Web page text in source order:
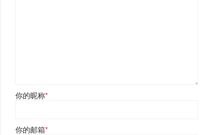
你的昵称*
你的邮箱*